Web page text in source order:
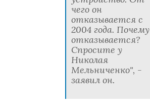
чего он
отказывается с
2004 года. Почему
отказывается?
Спросите у
Николая
Мельниченко", -
заявил он.